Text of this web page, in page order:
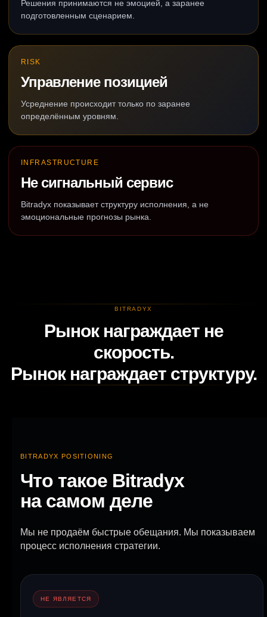
Решения принимаются не эмоцией, а заранее
подготовленным сценарием.
RISK
Управление позицией
Усреднение происходит только по заранее
определённым уровням.
INFRASTRUCTURE
Не сигнальный сервис
Bitradyx показывает структуру исполнения, а не
эмоциональные прогнозы рынка.
BITRADYX
Рынок награждает не
скорость.
Рынок награждает структуру.
BITRADYX POSITIONING
Что такое Bitradyx
на самом деле
Мы не продаём быстрые обещания. Мы показываем
процесс исполнения стратегии.
НЕ ЯВЛЯЕТСЯ